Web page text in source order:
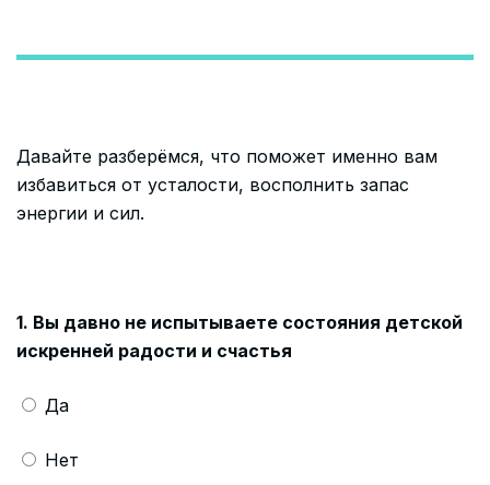
Давайте разберёмся, что поможет именно вам
избавиться от усталости, восполнить запас
энергии и сил.
1. Вы давно не испытываете состояния детской
искренней радости и счастья
Да
Нет